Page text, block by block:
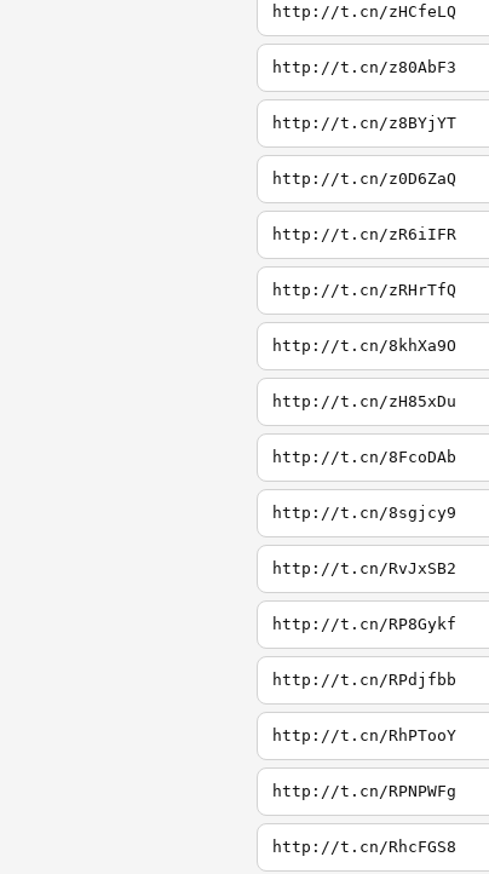
http://t.cn/zHCfeLQ
http://t.cn/z80AbF3
http://t.cn/z8BYjYT
http://t.cn/z0D6ZaQ
http://t.cn/zR6iIFR
http://t.cn/zRHrTfQ
http://t.cn/8khXa9O
http://t.cn/zH85xDu
http://t.cn/8FcoDAb
http://t.cn/8sgjcy9
http://t.cn/RvJxSB2
http://t.cn/RP8Gykf
http://t.cn/RPdjfbb
http://t.cn/RhPTooY
http://t.cn/RPNPWFg
http://t.cn/RhcFGS8